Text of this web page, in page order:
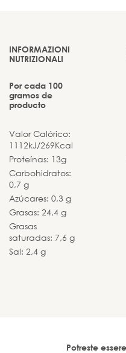
INFORMAZIONI
NUTRIZIONALI
Por cada 100
gramos de
producto
Valor Calórico:
1112kJ/269Kcal
Proteínas: 13g
Carbohidratos:
0,7 g
Azúcares: 0,3 g
Grasas: 24,4 g
Grasas
saturadas: 7,6 g
Sal: 2,4 g
Potreste